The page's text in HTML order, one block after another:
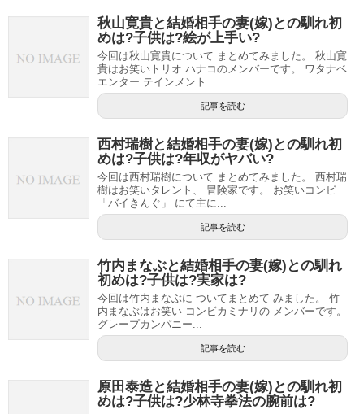
秋山寛貴と結婚相手の妻(嫁)との馴れ初
めは?子供は?絵が上手い?
今回は秋山寛貴について まとめてみました。 秋山寛
貴はお笑いトリオ ハナコのメンバーです。 ワタナベ
エンター テインメント...
記事を読む
西村瑞樹と結婚相手の妻(嫁)との馴れ初
めは?子供は?年収がヤバい?
今回は西村瑞樹について まとめてみました。 西村瑞
樹はお笑いタレント、 冒険家です。 お笑いコンビ
「バイきんぐ」 にて主に...
記事を読む
竹内まなぶと結婚相手の妻(嫁)との馴れ
初めは?子供は?実家は?
今回は竹内まなぶに ついてまとめて みました。 竹
内まなぶはお笑い コンビカミナリの メンバーです。
グレープカンパニー...
記事を読む
原田泰造と結婚相手の妻(嫁)との馴れ初
めは?子供は?少林寺拳法の腕前は?